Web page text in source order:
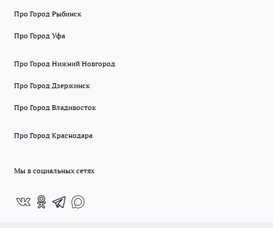
Про Город Рыбинск
Про Город Уфа
Про Город Нижний Новгород
Про Город Дзержинск
Про Город Владивосток
Про Город Краснодара
Мы в социальных сетях